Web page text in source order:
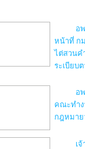
อ
หน้าที่ ก
ไต่สวนค
ระเบียบ
อ
คณะทำ
กฎหมาย
เ